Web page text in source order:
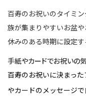
百寿のお祝いのタイミ
族が集まりやすいお盆
休みのある時期に設定す
手紙やカードでお祝いの
百寿のお祝いに決まっ
やカードのメッセージで